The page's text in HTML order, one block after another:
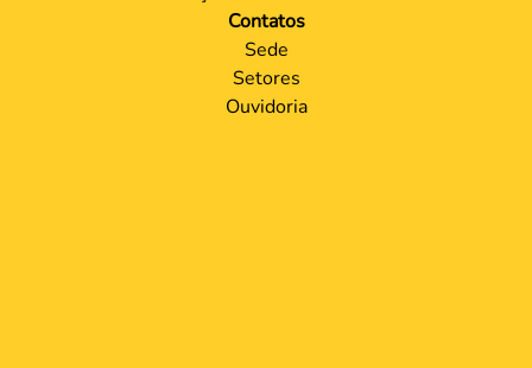
Contatos
Sede
Setores
Ouvidoria